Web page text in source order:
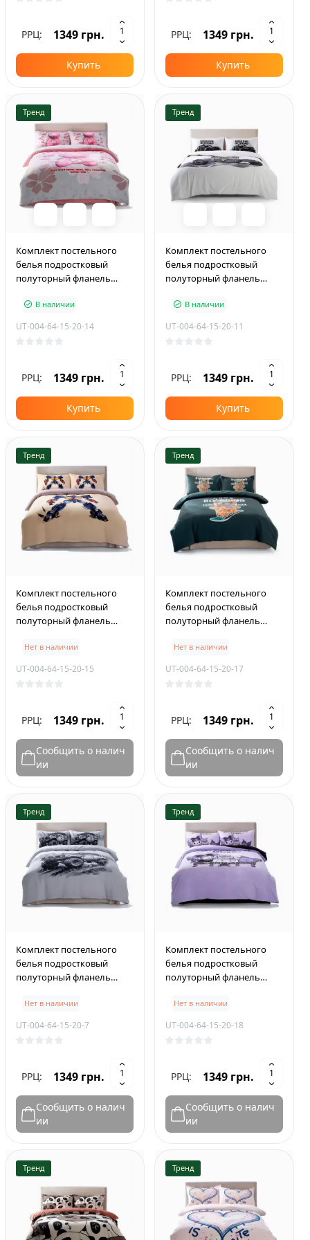
РРЦ: 1349 грн.
Купить
РРЦ: 1349 грн.
Купить
Тренд
Комплект постельного
белья подростковый
полуторный фланель
В наличии
UT-004-64-15-20-14
РРЦ: 1349 грн.
Купить
Тренд
Комплект постельного
белья подростковый
полуторный фланель
OffroadВ наличии
UT-004-64-15-20-11
РРЦ: 1349 грн.
Купить
Тренд
Комплект постельного
белья подростковый
полуторный фланель
Transformer Optimus Prime
Нет в наличии
UT-004-64-15-20-15
РРЦ: 1349 грн.
Сообщить о налич
ии
Тренд
Комплект постельного
белья подростковый
полуторный фланель
Snowboarding Extreme
Нет в наличии
UT-004-64-15-20-17
РРЦ: 1349 грн.
Сообщить о налич
ии
Тренд
Комплект постельного
белья подростковый
полуторный фланель
Нет в наличии
UT-004-64-15-20-7
РРЦ: 1349 грн.
Сообщить о налич
ии
Тренд
Комплект постельного
белья подростковый
полуторный фланель
Нет в наличии
UT-004-64-15-20-18
РРЦ: 1349 грн.
Сообщить о налич
ии
Тренд Тренд